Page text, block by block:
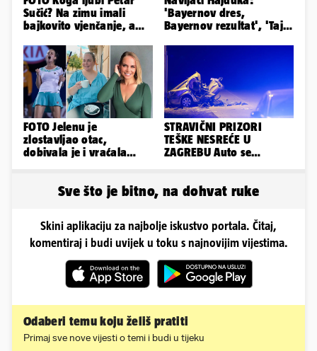
Sučić? Na zimu imali
bajkovito vjenčanje, a
sin!
'Bayernov dres,
Bayernov rezultat', 'Taj
Perišić'
FOTO Jelenu je
zlostavljao otac,
dobivala je i vraćala
STRAVIČNI PRIZORI
TEŠKE NESREĆE U
ZAGREBU Auto se
Sve što je bitno, na dohvat ruke
Skini aplikaciju za najbolje iskustvo portala. Čitaj,
komentiraj i budi uvijek u toku s najnovijim vijestima.
Odaberi temu koju želiš pratiti
Primaj sve nove vijesti o temi i budi u tijeku